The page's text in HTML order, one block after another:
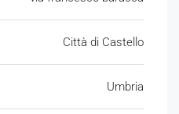
Città di Castello
Umbria